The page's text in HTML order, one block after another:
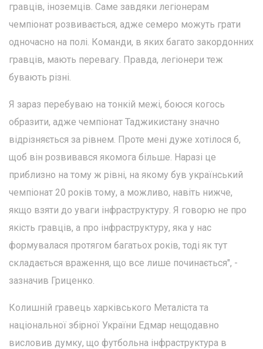
гравців, іноземців. Саме завдяки легіонерам
чемпіонат розвивається, адже семеро можуть грати
одночасно на полі. Команди, в яких багато закордонних
гравців, мають перевагу. Правда, легіонери теж
бувають різні.
Я зараз перебуваю на тонкій межі, боюся когось
образити, адже чемпіонат Таджикистану значно
відрізняється за рівнем. Проте мені дуже хотілося б,
щоб він розвивався якомога більше. Наразі це
приблизно на тому ж рівні, на якому був український
чемпіонат 20 років тому, а можливо, навіть нижче,
якщо взяти до уваги інфраструктуру. Я говорю не про
якість гравців, а про інфраструктуру, яка у нас
формувалася протягом багатьох років, тоді як тут
складається враження, що все лише починається", -
зазначив Гриценко.
Колишній гравець харківського Металіста та
національної збірної України Едмар нещодавно
висловив думку, що футбольна інфраструктура в